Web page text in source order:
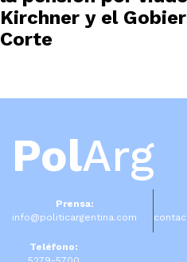
Kirchner y el
Corte
PolArg
Prensa:
info@politicargentina.com
Teléfono: